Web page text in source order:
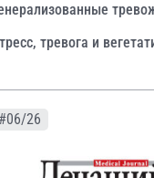
тревога и
#06/26